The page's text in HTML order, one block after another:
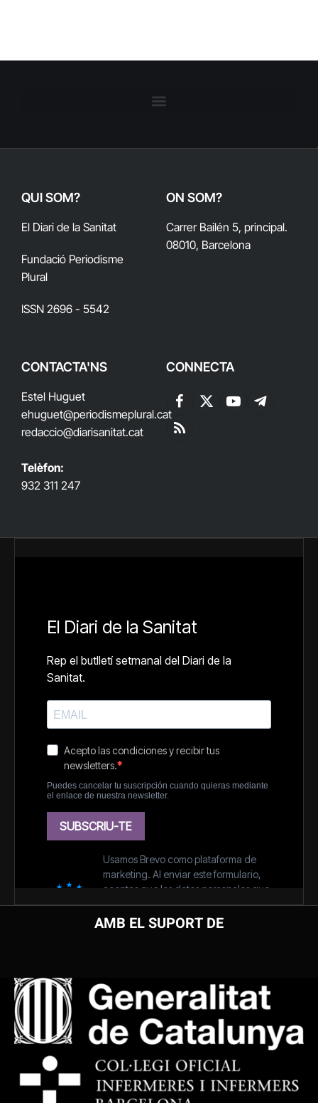
QUI SOM?
El Diari de la Sanitat
Fundació Periodisme
Plural
ISSN 2696 - 5542
ON SOM?
Carrer Bailén 5, principal.
08010, Barcelona
CONTACTA'NS
Estel Huguet
ehuguet@periodismeplural.cat
redaccio@diarisanitat.cat
Telèfon:
932 311 247
CONNECTA
Facebook
X
YouTubeTelegram
RSS
AMB EL SUPORT DE